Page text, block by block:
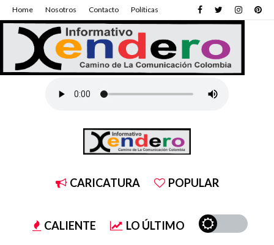
Home Nosotros Contacto Políticas
CARICATURA POPULAR
CALIENTE LO ÚLTIMO